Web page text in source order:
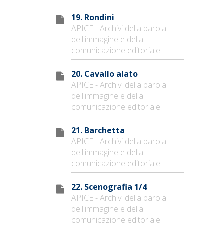
19. Rondini
APICE - Archivi della parola
dell'immagine e della
comunicazione editoriale
20. Cavallo alato
APICE - Archivi della parola
dell'immagine e della
comunicazione editoriale
21. Barchetta
APICE - Archivi della parola
dell'immagine e della
comunicazione editoriale
22. Scenografia 1/4
APICE - Archivi della parola
dell'immagine e della
comunicazione editoriale